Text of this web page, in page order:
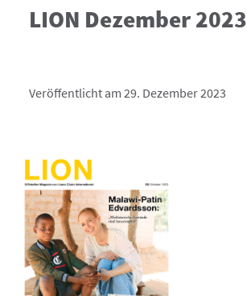
LION Dezember 2023
Veröffentlicht am 29. Dezember 2023